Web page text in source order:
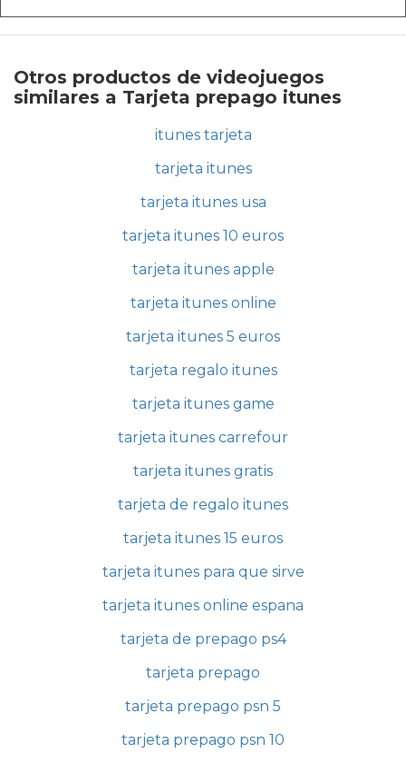
Otros productos de videojuegos
similares a Tarjeta prepago itunes
itunes tarjeta
tarjeta itunes
tarjeta itunes usa
tarjeta itunes 10 euros
tarjeta itunes apple
tarjeta itunes online
tarjeta itunes 5 euros
tarjeta regalo itunes
tarjeta itunes game
tarjeta itunes carrefour
tarjeta itunes gratis
tarjeta de regalo itunes
tarjeta itunes 15 euros
tarjeta itunes para que sirve
tarjeta itunes online espana
tarjeta de prepago ps4
tarjeta prepago
tarjeta prepago psn 5
tarjeta prepago psn 10